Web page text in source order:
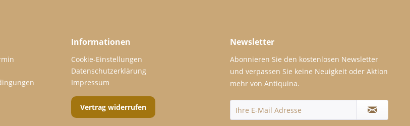
Informationen
Cookie-Einstellungen
Datenschutzerklärung
Impressum
Vertrag widerrufen
Newsletter
Abonnieren Sie den kostenlosen Newsletter
und verpassen Sie keine Neuigkeit oder Aktion
mehr von Antiquina.